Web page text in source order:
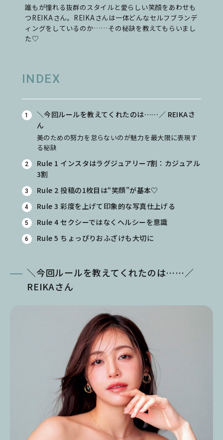
誰もが憧れる抜群のスタイルと愛らしい笑顔をあわせも
つREIKAさん。REIKAさんは一体どんなセルフブランデ
ィングをしているのか……その秘訣を教えてもらいまし
た♡
INDEX
＼今回ルールを教えてくれたのは……／ REIKAさ
ん
美のための努力を怠らないのが魅力を最大限に表現す
る秘訣
Rule 1 インスタはラグジュアリー7割：カジュアル
3割
Rule 2 投稿の1枚目は“笑顔”が基本♡
Rule 3 彩度を上げて印象的な写真仕上げる
Rule 4 セクシーではなくヘルシーを意識
Rule 5 ちょっぴりおふざけも大切に
＼今回ルールを教えてくれたのは……／
REIKAさん